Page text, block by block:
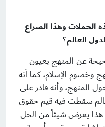
الحملات وهذا الصراع
العالم؟
عن المنهج بعيون
وخصوم الإسلام، كما أنه
المنهج، وأنه قادر على
لعالم سقطت فيه قيم حقوق
هذا يعرض شيئاً من الحل